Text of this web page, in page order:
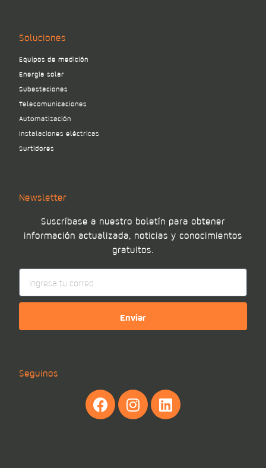
Soluciones
Equipos de medición
Energía solar
Subestaciones
Telecomunicaciones
Automatización
Instalaciones eléctricas
Surtidores
Newsletter
Suscríbase a nuestro boletín para obtener
información actualizada, noticias y conocimientos
gratuitos.
Enviar
Seguinos